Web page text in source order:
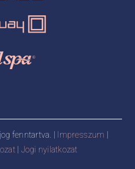
fenntartva. | Impresszum
| Jogi nyilatkozat